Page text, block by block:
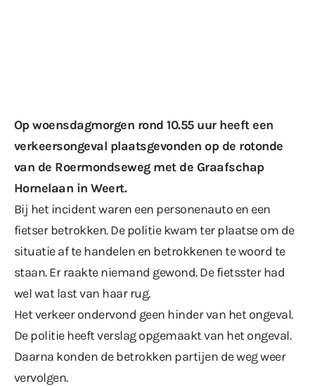
Op woensdagmorgen rond 10.55 uur heeft een
verkeersongeval plaatsgevonden op de rotonde
van de Roermondseweg met de Graafschap
Hornelaan in Weert.
Bij het incident waren een personenauto en een
fietser betrokken. De politie kwam ter plaatse om de
situatie af te handelen en betrokkenen te woord te
staan. Er raakte niemand gewond. De fietsster had
wel wat last van haar rug.
Het verkeer ondervond geen hinder van het ongeval.
De politie heeft verslag opgemaakt van het ongeval.
Daarna konden de betrokken partijen de weg weer
vervolgen.